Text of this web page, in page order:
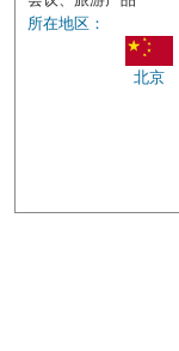
所在地区：
北京